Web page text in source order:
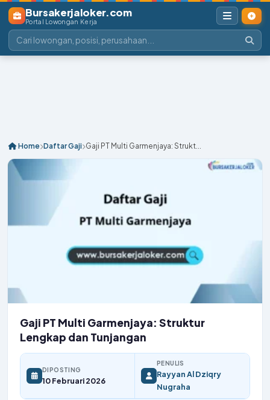
Bursakerjaloker.com
Portal Lowongan Kerja
Home Daftar Gaji Gaji PT Multi Garmenjaya: Strukt...
Gaji PT Multi Garmenjaya: Struktur
Lengkap dan Tunjangan
DIPOSTING
10 Februari 2026
PENULIS
Rayyan Al Dziqry
Nugraha